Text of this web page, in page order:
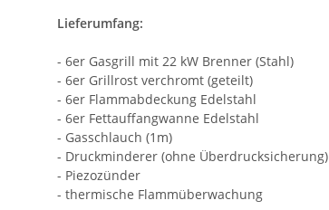
Lieferumfang:
- 6er Gasgrill mit 22 kW Brenner (Stahl)
- 6er Grillrost verchromt (geteilt)
- 6er Flammabdeckung Edelstahl
- 6er Fettauffangwanne Edelstahl
- Gasschlauch (1m)
- Druckminderer (ohne Überdrucksicherung)
- Piezozünder
- thermische Flammüberwachung